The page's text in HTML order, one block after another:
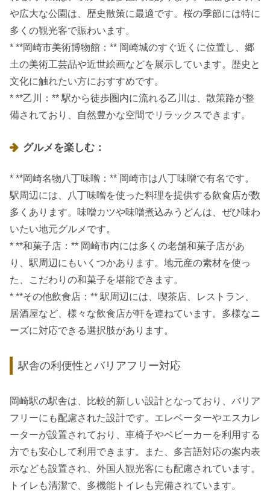
や広大な公園は、歴史散策に最適です。桜の季節には特に
多くの観光客で賑わいます。
* **岡崎市美術博物館：** 岡崎城のすぐ近くに位置し、郷
土の美術工芸品や近世絵画などを展示しています。歴史と
文化に触れたい方におすすめです。
* **乙川：** 駅から徒歩圏内に流れる乙川は、散策路が整
備されており、自然豊かな空間でリラックスできます。
グルメを楽しむ：
* **岡崎名物八丁味噌：** 岡崎市は八丁味噌で有名です。
駅周辺には、八丁味噌を使った料理を提供する飲食店が数
多くあります。味噌カツや味噌煮込みうどんは、ぜひ味わ
いたい地元グルメです。
* **和菓子店：** 岡崎市内には多くの老舗和菓子店があ
り、駅周辺にもいくつかあります。地元産の素材を使っ
た、こだわりの和菓子を堪能できます。
* **その他飲食店：** 駅周辺には、喫茶店、レストラン、
居酒屋など、様々な飲食店が軒を連ねています。多様なニ
ーズに対応できる選択肢があります。
駅舎の利便性とバリアフリー対応
岡崎駅の駅舎は、比較的新しい設計となっており、バリア
フリーにも配慮された設計です。エレベーターやエスカレ
ーターが設置されており、車椅子やベビーカーを利用する
方でも安心して利用できます。また、多言語対応の案内表
示なども設置され、外国人観光客にも配慮されています。
トイレも清潔で、多機能トイレも完備されています。